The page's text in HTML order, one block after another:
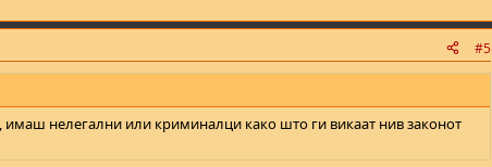
#5
имаш нелегални или криминалци како што ги викаат нив законот